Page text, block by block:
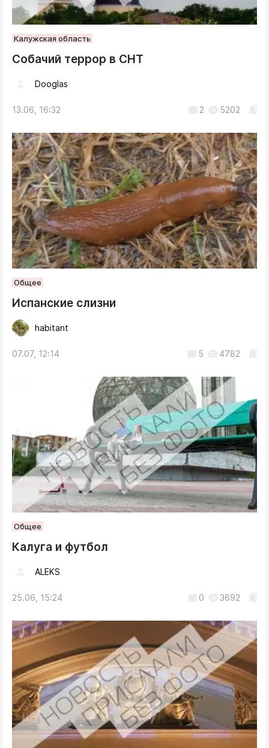
Калужская область
Собачий террор в СНТ
Dooglas
13.06, 16:32 2 5202
Общее
Испанские слизни
habitant
07.07, 12:14 5 4782
Общее
Калуга и футбол
ALEKS
25.06, 15:24 0 3692